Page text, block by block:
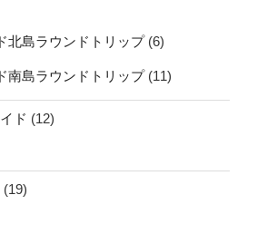
北島ラウンドトリップ(6)
南島ラウンドトリップ(11)
ド (12)
(19)